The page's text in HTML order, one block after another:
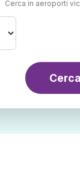
Cerca in aeroporti